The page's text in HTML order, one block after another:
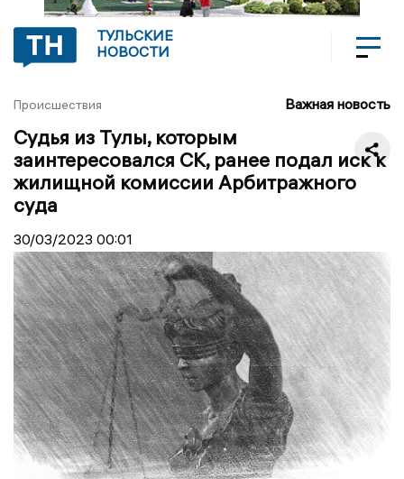
ТУЛЬСКИЕ
НОВОСТИ
Происшествия Важная новость
Судья из Тулы, которым
заинтересовался СК, ранее подал иск к
жилищной комиссии Арбитражного
суда
30/03/2023 00:01